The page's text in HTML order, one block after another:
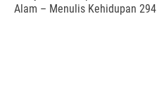
Alam – Menulis Kehidupan 294